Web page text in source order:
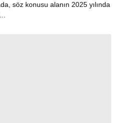
söz konusu alanın 2025 yılında